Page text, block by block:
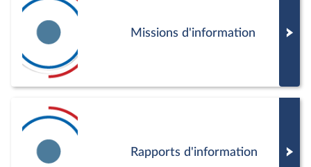
Missions d'information
Rapports d'information